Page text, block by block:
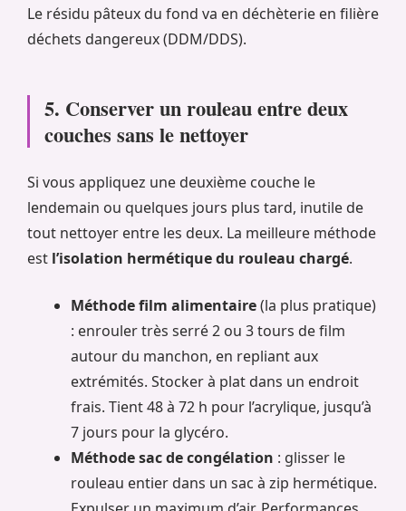
Le résidu pâteux du fond va en déchèterie en filière
déchets dangereux (DDM/DDS).
5. Conserver un rouleau entre deux
couches sans le nettoyer
Si vous appliquez une deuxième couche le
lendemain ou quelques jours plus tard, inutile de
tout nettoyer entre les deux. La meilleure méthode
est l’isolation hermétique du rouleau chargé.
Méthode film alimentaire(la plus pratique)
: enrouler très serré 2 ou 3 tours de film
autour du manchon, en repliant aux
extrémités. Stocker à plat dans un endroit
frais. Tient 48 à 72 h pour l’acrylique, jusqu’à
7 jours pour la glycéro.
Méthode sac de congélation : glisser le
rouleau entier dans un sac à zip hermétique.